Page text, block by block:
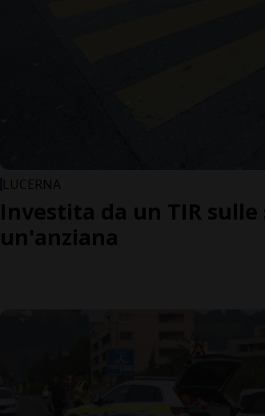
LUCERNA
Investita da un TIR
un'anziana